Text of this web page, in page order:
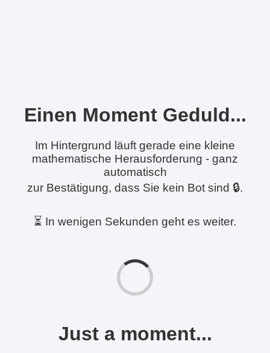
Einen Moment Geduld...
Im Hintergrund läuft gerade eine kleine
mathematische Herausforderung - ganz
automatisch
zur Bestätigung, dass Sie kein Bot sind 🔒.
⏳ In wenigen Sekunden geht es weiter.
Just a moment...